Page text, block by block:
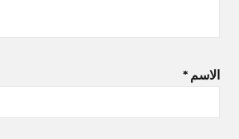
الاسم *